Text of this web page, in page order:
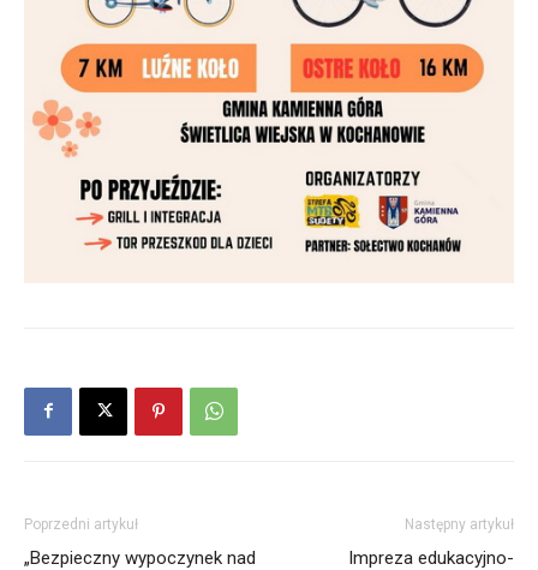
Poprzedni artykuł
„Bezpieczny wypoczynek nad
Następny artykuł
Impreza edukacyjno-